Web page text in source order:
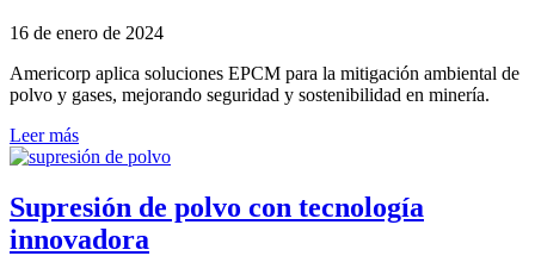
16 de enero de 2024
Americorp aplica soluciones EPCM para la mitigación ambiental de
polvo y gases, mejorando seguridad y sostenibilidad en minería.
Leer más
Supresión de polvo con tecnología
innovadora